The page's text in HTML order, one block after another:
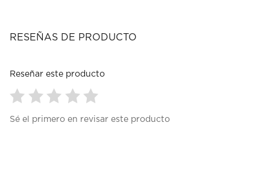
RESEÑAS DE PRODUCTO
Reseñar este producto
paraparaparaparapara
Sé el primero en revisar este producto